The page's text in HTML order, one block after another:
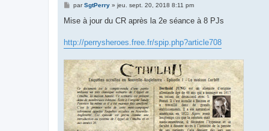
M
s
g
e
parSgtPerry» jeu. sept. 20, 2018 8:11 pm
Mise à jour du CR après la 2e séance à 8 PJs
http://perrysheroes.free.fr/spip.php?article708